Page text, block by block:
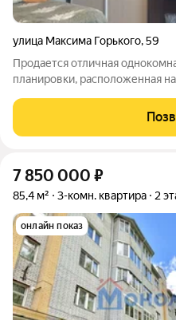
улица Максима Горького,59
Продается отличная
планировки, расположенная
ПВХ), окна ПВХ, трубы ПП,
стояки отопления и радиаторы.
7 850 000 ₽
85,4 м² 3-комн. квартира 2
онлайн показ